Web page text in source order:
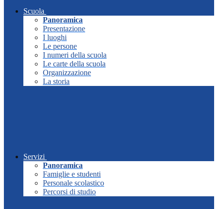
Scuola
Panoramica
Presentazione
I luoghi
Le persone
I numeri della scuola
Le carte della scuola
Organizzazione
La storia
Servizi
Panoramica
Famiglie e studenti
Personale scolastico
Percorsi di studio